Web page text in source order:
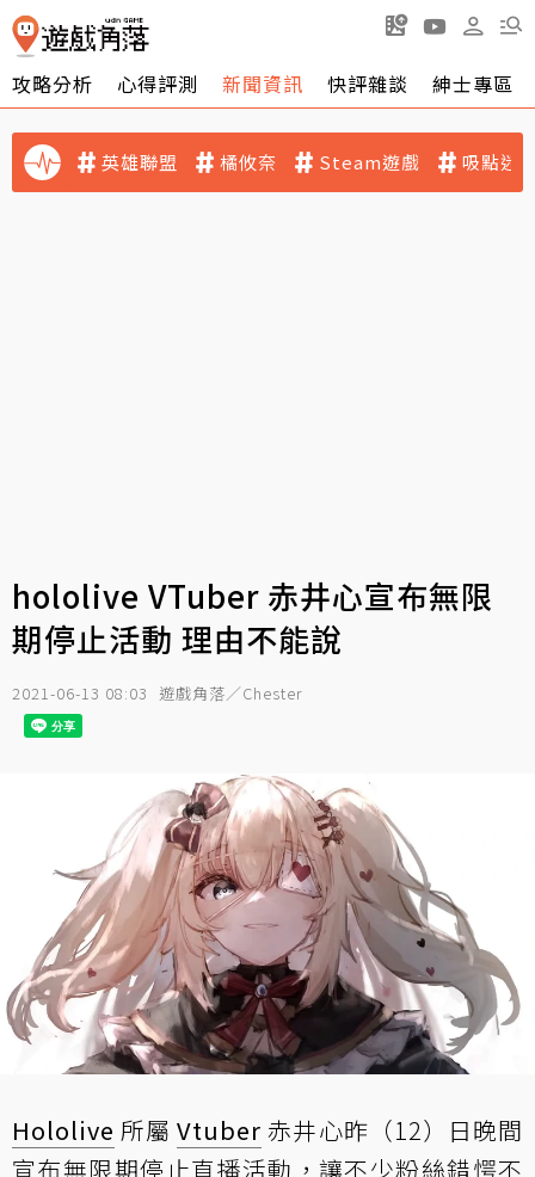
攻略分析 心得評測 新聞資訊 快評雜談 紳士專區
英雄聯盟 橘攸奈 Steam遊戲 吸點迷
hololive VTuber 赤井心宣布無限
期停止活動 理由不能說
2021-06-13 08:03 遊戲角落／Chester
Hololive 所屬Vtuber 赤井心昨（12）日晚間
宣布無限期停止直播活動，讓不少粉絲錯愕不